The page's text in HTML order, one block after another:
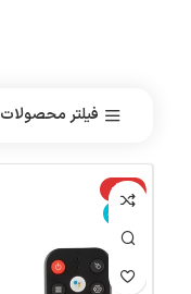
فیلتر محصولات
-15%
ناموجود